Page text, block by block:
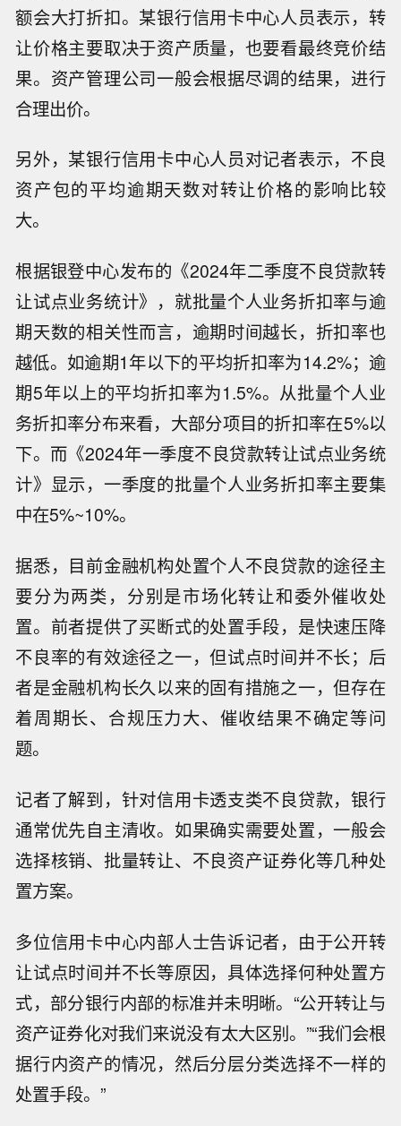
额会大打折扣。某银行信用卡中心人员表示，转
让价格主要取决于资产质量，也要看最终竞价结
果。资产管理公司一般会根据尽调的结果，进行
合理出价。
另外，某银行信用卡中心人员对记者表示，不良
资产包的平均逾期天数对转让价格的影响比较
大。
根据银登中心发布的《2024年二季度不良贷款转
让试点业务统计》，就批量个人业务折扣率与逾
期天数的相关性而言，逾期时间越长，折扣率也
越低。如逾期1年以下的平均折扣率为14.2%；逾
期5年以上的平均折扣率为1.5%。从批量个人业
务折扣率分布来看，大部分项目的折扣率在5%以
下。而《2024年一季度不良贷款转让试点业务统
计》显示，一季度的批量个人业务折扣率主要集
中在5%~10%。
据悉，目前金融机构处置个人不良贷款的途径主
要分为两类，分别是市场化转让和委外催收处
置。前者提供了买断式的处置手段，是快速压降
不良率的有效途径之一，但试点时间并不长；后
者是金融机构长久以来的固有措施之一，但存在
着周期长、合规压力大、催收结果不确定等问
题。
记者了解到，针对信用卡透支类不良贷款，银行
通常优先自主清收。如果确实需要处置，一般会
选择核销、批量转让、不良资产证券化等几种处
置方案。
多位信用卡中心内部人士告诉记者，由于公开转
让试点时间并不长等原因，具体选择何种处置方
式，部分银行内部的标准并未明晰。“公开转让与
资产证券化对我们来说没有太大区别。”“我们会根
据行内资产的情况，然后分层分类选择不一样的
处置手段。”